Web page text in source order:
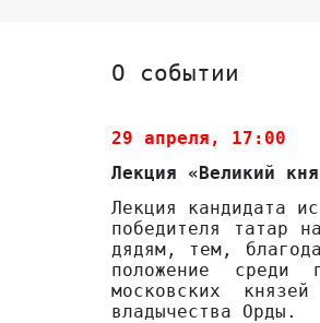
О событии
29 апреля, 17:00
Лекция «Великий
Лекция кандидата
победителя татар
дядям, тем,
положение среди
московских
владычества Орды.